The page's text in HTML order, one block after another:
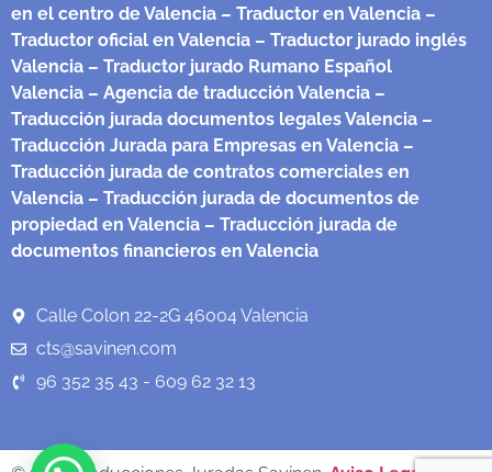
en el centro de Valencia – Traductor en Valencia –
Traductor oficial en Valencia – Traductor jurado inglés
Valencia – Traductor jurado Rumano Español
Valencia – Agencia de traducción Valencia –
Traducción jurada documentos legales Valencia –
Traducción Jurada para Empresas en Valencia –
Traducción jurada de contratos comerciales en
Valencia – Traducción jurada de documentos de
propiedad en Valencia – Traducción jurada de
documentos financieros en Valencia
Calle Colon 22-2G 46004 Valencia
cts@savinen.com
96 352 35 43 - 609 62 32 13